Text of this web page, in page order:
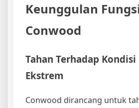
Keunggulan
Conwood
Tahan Terhadap Kondisi
Ekstrem
Conwood dirancang untuk